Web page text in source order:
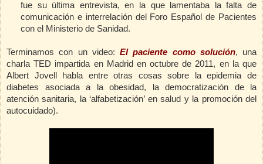
fue su última entrevista, en la que lamentaba la falta de
comunicación e interrelación del Foro Español de Pacientes
con el Ministerio de Sanidad.
Terminamos con un video: El paciente como solución, una
charla TED impartida en Madrid en octubre de 2011, en la que
Albert Jovell habla entre otras cosas sobre la epidemia de
diabetes asociada a la obesidad, la democratización de la
atención sanitaria, la ‘alfabetización’ en salud y la promoción del
autocuidado).